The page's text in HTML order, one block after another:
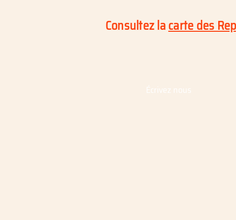
Consultez lacarte des
Écrivez nous